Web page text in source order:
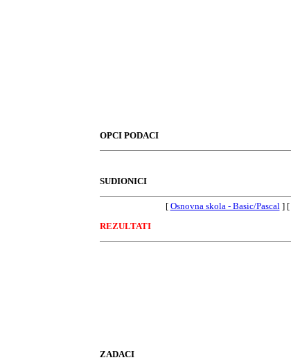
OPCI PODACI
SUDIONICI
[ Osnovna skola - Basic/Pascal] [
REZULTATI
ZADACI